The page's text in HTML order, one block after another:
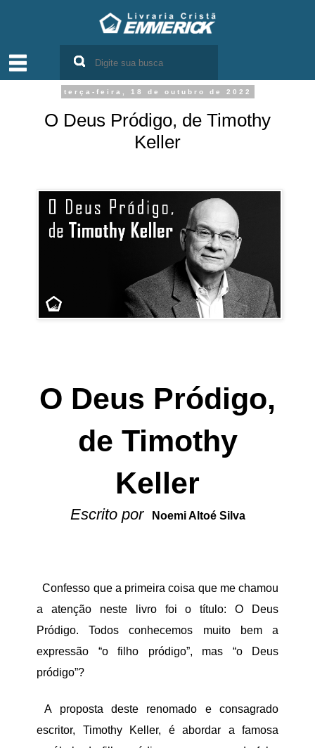
terça-feira, 18 de outubro de 2022
O Deus Pródigo, de Timothy
Keller
O Deus Pródigo,
de Timothy
Keller
Escrito por Noemi Altoé Silva
Confesso que a primeira coisa que me chamou
a atenção neste livro foi o título: O Deus
Pródigo. Todos conhecemos muito bem a
expressão “o filho pródigo”, mas “o Deus
pródigo”?
A proposta deste renomado e consagrado
escritor, Timothy Keller, é abordar a famosa